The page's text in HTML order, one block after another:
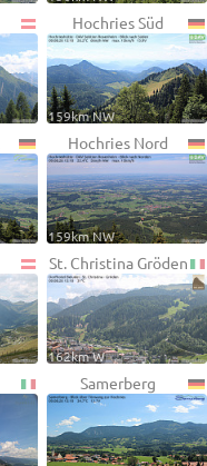
Hochries Süd
159km NW
Hochries Nord
159km NW
St. Christina Gröden
162km W
Samerberg